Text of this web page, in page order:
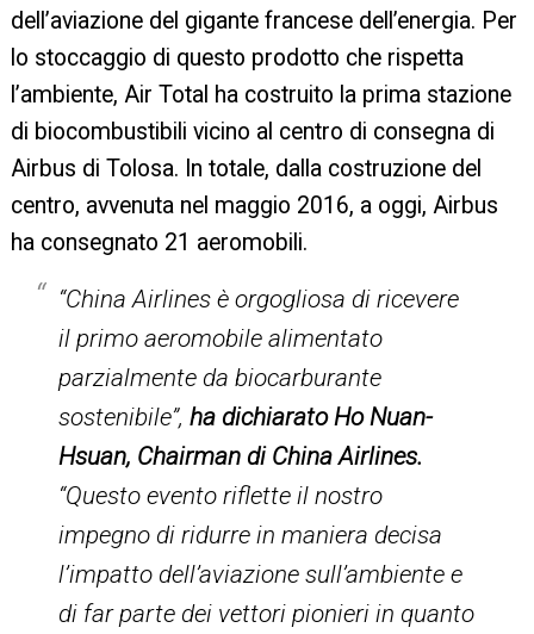
dell’aviazione del gigante francese dell’energia. Per
lo stoccaggio di questo prodotto che rispetta
l’ambiente, Air Total ha costruito la prima stazione
di biocombustibili vicino al centro di consegna di
Airbus di Tolosa. In totale, dalla costruzione del
centro, avvenuta nel maggio 2016, a oggi, Airbus
ha consegnato 21 aeromobili.
“China Airlines è orgogliosa di ricevere
il primo aeromobile alimentato
parzialmente da biocarburante
sostenibile”, ha dichiarato Ho Nuan-
Hsuan, Chairman di China Airlines.
“Questo evento riflette il nostro
impegno di ridurre in maniera decisa
l’impatto dell’aviazione sull’ambiente e
di far parte dei vettori pionieri in quanto